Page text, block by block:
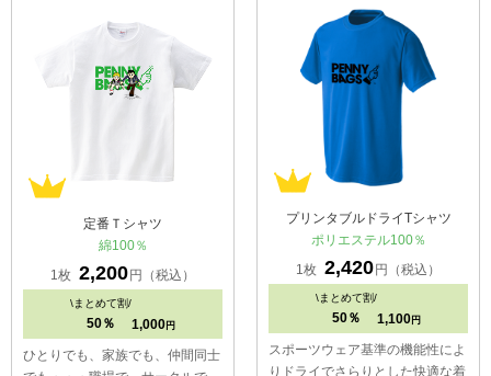
定番Ｔシャツ
綿100％
1枚 2,200 円（税込）
\まとめて割/
50％ 1,000 円
ひとりでも、家族でも、仲間同士
プリンタブルドライTシャツ
ポリエステル100％
1枚 2,420 円（税込）
\まとめて割/
50％ 1,100 円
スポーツウェア基準の機能性によ
りドライでさらりとした快適な着